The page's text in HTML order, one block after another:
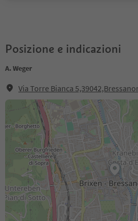
Posizione e indicazioni
A. Weger
Via Torre Bianca